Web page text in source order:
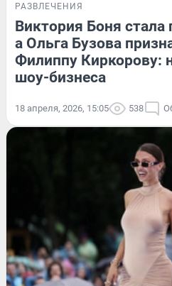
РАЗВЛЕЧЕНИЯ
Виктория Боня стала
а Ольга Бузова
Филиппу Киркорову:
шоу-бизнеса
18 апреля, 2026, 15:05 538